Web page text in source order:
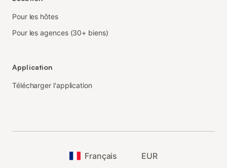
Pour les hôtes
Pour les agences (30+ biens)
Application
Télécharger l'application
Français EUR